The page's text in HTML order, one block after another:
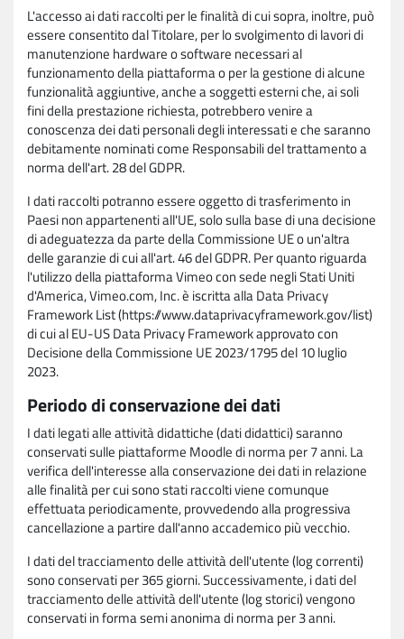
L'accesso ai dati raccolti per le finalità di cui sopra, inoltre, può
essere consentito dal Titolare, per lo svolgimento di lavori di
manutenzione hardware o software necessari al
funzionamento della piattaforma o per la gestione di alcune
funzionalità aggiuntive, anche a soggetti esterni che, ai soli
fini della prestazione richiesta, potrebbero venire a
conoscenza dei dati personali degli interessati e che saranno
debitamente nominati come Responsabili del trattamento a
norma dell'art. 28 del GDPR.
I dati raccolti potranno essere oggetto di trasferimento in
Paesi non appartenenti all'UE, solo sulla base di una decisione
di adeguatezza da parte della Commissione UE o un'altra
delle garanzie di cui all'art. 46 del GDPR. Per quanto riguarda
l'utilizzo della piattaforma Vimeo con sede negli Stati Uniti
d'America, Vimeo.com, Inc. è iscritta alla Data Privacy
Framework List (https://www.dataprivacyframework.gov/list)
di cui al EU-US Data Privacy Framework approvato con
Decisione della Commissione UE 2023/1795 del 10 luglio
2023.
Periodo di conservazione dei dati
I dati legati alle attività didattiche (dati didattici) saranno
conservati sulle piattaforme Moodle di norma per 7 anni. La
verifica dell'interesse alla conservazione dei dati in relazione
alle finalità per cui sono stati raccolti viene comunque
effettuata periodicamente, provvedendo alla progressiva
cancellazione a partire dall'anno accademico più vecchio.
I dati del tracciamento delle attività dell'utente (log correnti)
sono conservati per 365 giorni. Successivamente, i dati del
tracciamento delle attività dell'utente (log storici) vengono
conservati in forma semi anonima di norma per 3 anni.